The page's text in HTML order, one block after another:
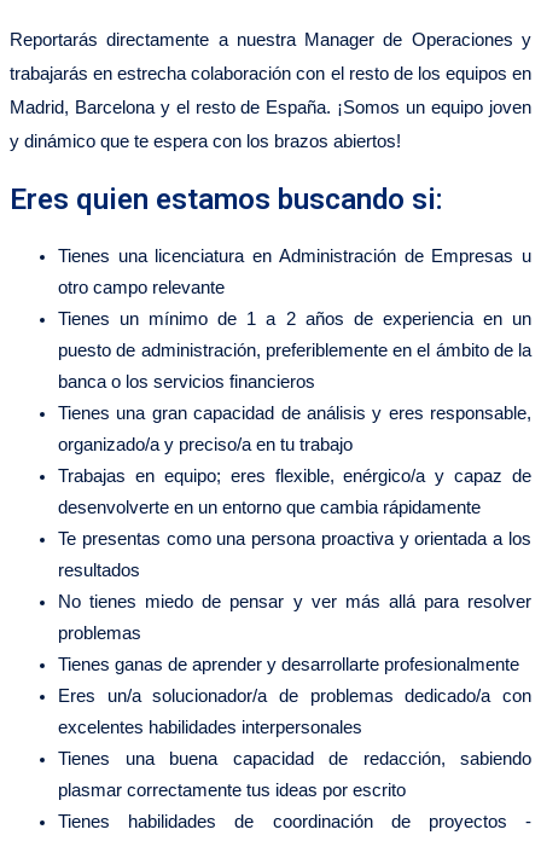
Reportarás directamente a nuestra Manager de Operaciones y
trabajarás en estrecha colaboración con el resto de los equipos en
Madrid, Barcelona y el resto de España. ¡Somos un equipo joven
y dinámico que te espera con los brazos abiertos!
Eres quien estamos buscando si:
Tienes una licenciatura en Administración de Empresas u
otro campo relevante
Tienes un mínimo de 1 a 2 años de experiencia en un
puesto de administración, preferiblemente en el ámbito de la
banca o los servicios financieros
Tienes una gran capacidad de análisis y eres responsable,
organizado/a y preciso/a en tu trabajo
Trabajas en equipo; eres flexible, enérgico/a y capaz de
desenvolverte en un entorno que cambia rápidamente
Te presentas como una persona proactiva y orientada a los
resultados
No tienes miedo de pensar y ver más allá para resolver
problemas
Tienes ganas de aprender y desarrollarte profesionalmente
Eres un/a solucionador/a de problemas dedicado/a con
excelentes habilidades interpersonales
Tienes una buena capacidad de redacción, sabiendo
plasmar correctamente tus ideas por escrito
Tienes habilidades de coordinación de proyectos -